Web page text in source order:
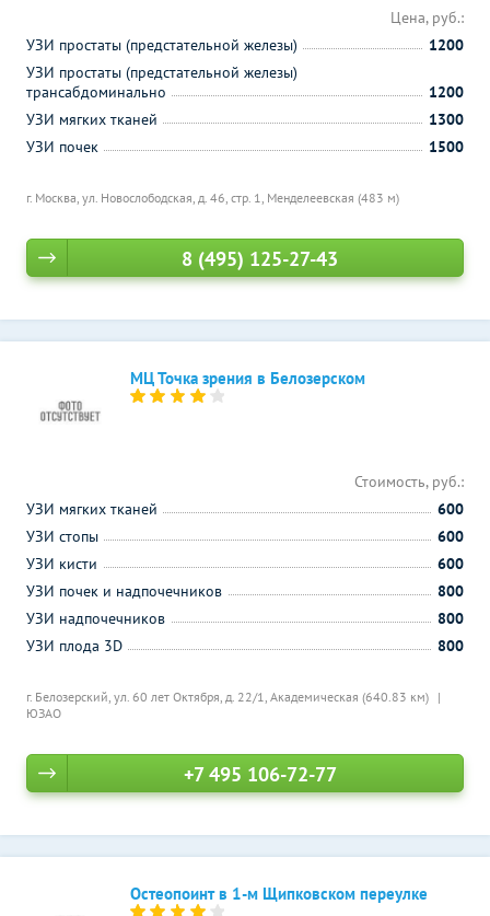
г. Москва, ул. Новослободская, д. 46, стр. 1, Менделеевская (483 м)
Цена, руб.:
УЗИ простаты (предстательной железы)
1200
УЗИ простаты (предстательной железы)
трансабдоминально
1200
УЗИ мягких тканей
1300
УЗИ почек
1500
8 (495) 125-27-43
МЦ Точка зрения в Белозерском
г. Белозерский, ул. 60 лет Октября, д. 22/1, Академическая (640.83 км)
ЮЗАО
Стоимость, руб.:
УЗИ мягких тканей
600
УЗИ стопы
600
УЗИ кисти
600
УЗИ почек и надпочечников
800
УЗИ надпочечников
800
УЗИ плода 3D
800
+7 495 106-72-77
Остеопоинт в 1-м Щипковском переулке